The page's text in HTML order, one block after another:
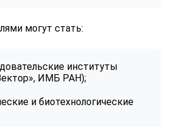
могут стать:
институты
ИМБ РАН);
и биотехнологические